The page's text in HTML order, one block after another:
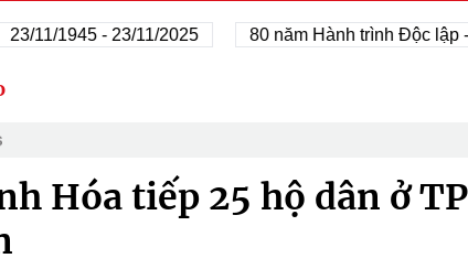
1945 - 23/11/2025 80 năm Hành trình Độc lập - Tự
Hóa tiếp 25 hộ dân ở TP